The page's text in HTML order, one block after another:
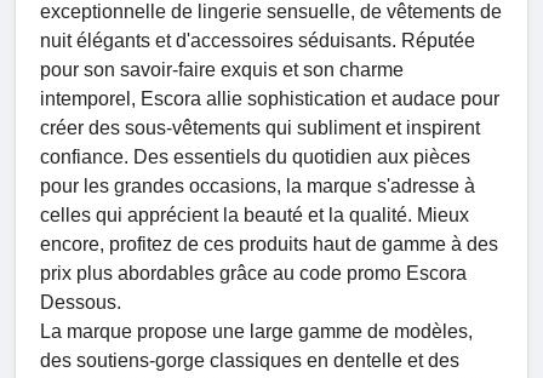
exceptionnelle de lingerie sensuelle, de vêtements de
nuit élégants et d'accessoires séduisants. Réputée
pour son savoir-faire exquis et son charme
intemporel, Escora allie sophistication et audace pour
créer des sous-vêtements qui subliment et inspirent
confiance. Des essentiels du quotidien aux pièces
pour les grandes occasions, la marque s'adresse à
celles qui apprécient la beauté et la qualité. Mieux
encore, profitez de ces produits haut de gamme à des
prix plus abordables grâce au code promo Escora
Dessous.
La marque propose une large gamme de modèles,
des soutiens-gorge classiques en dentelle et des